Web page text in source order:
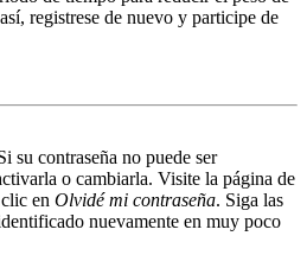
registrese de nuevo y participe de
su contraseña no puede ser
o cambiarla. Visite la página de
en Olvidé mi contraseña. Siga las
nuevamente en muy poco